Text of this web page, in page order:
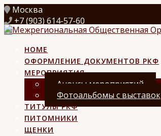
Перейти
к
контенту
Москва
+7 (903) 614-57-60
kongurklub@gmail.com
HOME
ОФОРМЛЕНИЕ ДОКУМЕНТОВ РКФ
МЕРОПРИЯТИЯ
Анонсы мероприятий
Фотоальбомы с выставок
ТИТУЛЫ РКФ
ПИТОМНИКИ
ЩЕНКИ